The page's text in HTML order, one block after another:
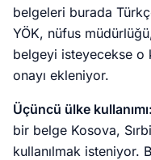
belgeleri burada
YÖK, nüfus
belgeyi isteyecekse o
onayı ekleniyor.
Üçüncü ülke kullanımı:
bir belge Kosova,
kullanılmak isteniyor.